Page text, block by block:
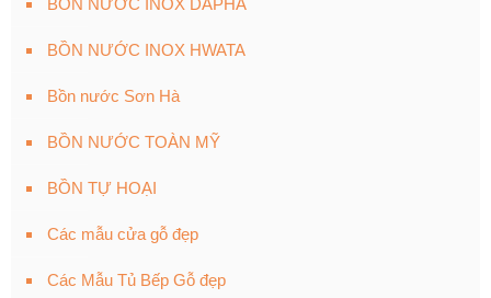
BỒN NƯỚC INOX HWATA
Bồn nước Sơn Hà
BỒN NƯỚC TOÀN MỸ
BỒN TỰ HOẠI
Các mẫu cửa gỗ đẹp
Các Mẫu Tủ Bếp Gỗ đẹp